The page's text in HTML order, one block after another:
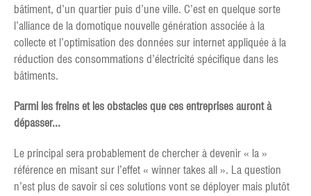
bâtiment, d’un quartier puis d’une ville. C’est en quelque sorte
l’alliance de la domotique nouvelle génération associée à la
collecte et l’optimisation des données sur internet appliquée à la
réduction des consommations d’électricité spécifique dans les
bâtiments.
Parmi les freins et les obstacles que ces entreprises auront à
dépasser...
Le principal sera probablement de chercher à devenir « la »
référence en misant sur l’effet « winner takes all ». La question
n’est plus de savoir si ces solutions vont se déployer mais plutôt